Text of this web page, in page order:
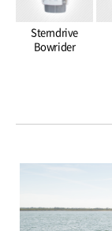
Sterndrive
Bowrider